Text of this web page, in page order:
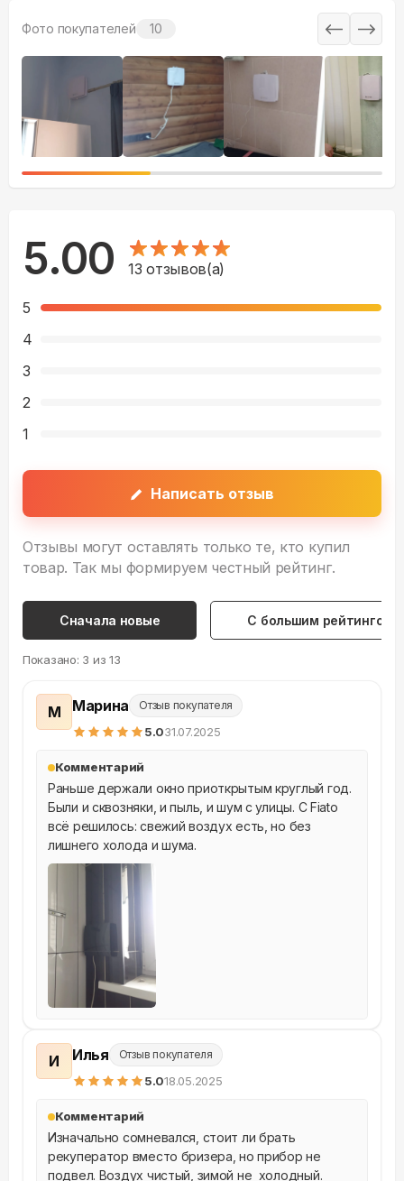
Фото покупателей 10
5.00 13 отзывов(а)
5
4
3
2
1
Написать отзыв
Отзывы могут оставлять только те, кто купил
товар. Так мы формируем честный рейтинг.
Сначала новые С большим рейтингом
Показано: 3 из13
М Марина Отзыв покупателя
5.031.07.2025
Комментарий
Раньше держали окно приоткрытым круглый год.
Были и сквозняки, и пыль, и шум с улицы. С Fiato
всё решилось: свежий воздух есть, но без
лишнего холода и шума.
И Илья Отзыв покупателя
5.018.05.2025
Комментарий
Изначально сомневался, стоит ли брать
рекуператор вместо бризера, но прибор не
подвел. Воздух чистый, зимой не  холодный.